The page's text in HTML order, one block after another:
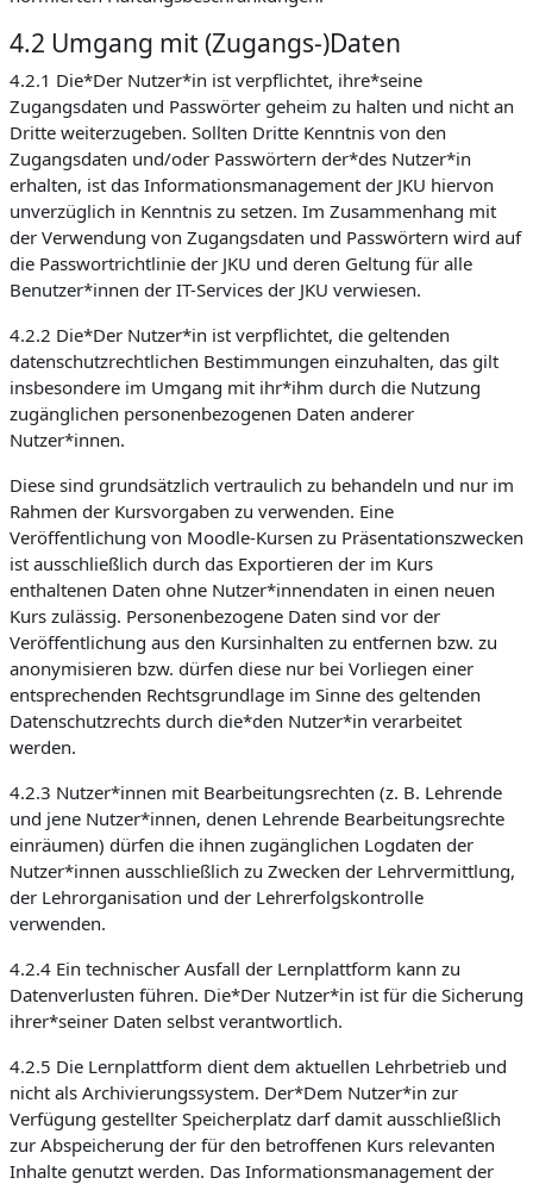
4.2 Umgang mit (Zugangs-)Daten
4.2.1 Die*Der Nutzer*in ist verpflichtet, ihre*seine
Zugangsdaten und Passwörter geheim zu halten und nicht an
Dritte weiterzugeben. Sollten Dritte Kenntnis von den
Zugangsdaten und/oder Passwörtern der*des Nutzer*in
erhalten, ist das Informationsmanagement der JKU hiervon
unverzüglich in Kenntnis zu setzen. Im Zusammenhang mit
der Verwendung von Zugangsdaten und Passwörtern wird auf
die Passwortrichtlinie der JKU und deren Geltung für alle
Benutzer*innen der IT-Services der JKU verwiesen.
4.2.2 Die*Der Nutzer*in ist verpflichtet, die geltenden
datenschutzrechtlichen Bestimmungen einzuhalten, das gilt
insbesondere im Umgang mit ihr*ihm durch die Nutzung
zugänglichen personenbezogenen Daten anderer
Nutzer*innen.
Diese sind grundsätzlich vertraulich zu behandeln und nur im
Rahmen der Kursvorgaben zu verwenden. Eine
Veröffentlichung von Moodle-Kursen zu Präsentationszwecken
ist ausschließlich durch das Exportieren der im Kurs
enthaltenen Daten ohne Nutzer*innendaten in einen neuen
Kurs zulässig. Personenbezogene Daten sind vor der
Veröffentlichung aus den Kursinhalten zu entfernen bzw. zu
anonymisieren bzw. dürfen diese nur bei Vorliegen einer
entsprechenden Rechtsgrundlage im Sinne des geltenden
Datenschutzrechts durch die*den Nutzer*in verarbeitet
werden.
4.2.3 Nutzer*innen mit Bearbeitungsrechten (z. B. Lehrende
und jene Nutzer*innen, denen Lehrende Bearbeitungsrechte
einräumen) dürfen die ihnen zugänglichen Logdaten der
Nutzer*innen ausschließlich zu Zwecken der Lehrvermittlung,
der Lehrorganisation und der Lehrerfolgskontrolle
verwenden.
4.2.4 Ein technischer Ausfall der Lernplattform kann zu
Datenverlusten führen. Die*Der Nutzer*in ist für die Sicherung
ihrer*seiner Daten selbst verantwortlich.
4.2.5 Die Lernplattform dient dem aktuellen Lehrbetrieb und
nicht als Archivierungssystem. Der*Dem Nutzer*in zur
Verfügung gestellter Speicherplatz darf damit ausschließlich
zur Abspeicherung der für den betroffenen Kurs relevanten
Inhalte genutzt werden. Das Informationsmanagement der